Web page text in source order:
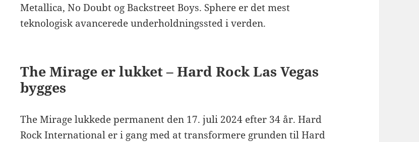
Metallica, No Doubt og Backstreet Boys. Sphere er det mest
teknologisk avancerede underholdningssted i verden.
The Mirage er lukket – Hard Rock Las Vegas
bygges
The Mirage lukkede permanent den 17. juli 2024 efter 34 år. Hard
Rock International er i gang med at transformere grunden til Hard